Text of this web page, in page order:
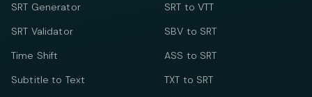
SRT Generator
SRT Validator
Time Shift
Subtitle to Text
SRT to VTT
SBV to SRT
ASS to SRT
TXT to SRT